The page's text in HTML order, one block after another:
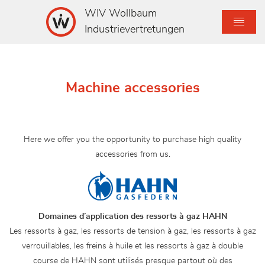
WIV Wollbaum
Industrievertretungen
Machine accessories
Here we offer you the opportunity to purchase high quality
accessories from us.
Domaines d’application des ressorts à gaz HAHN
Les ressorts à gaz, les ressorts de tension à gaz, les ressorts à gaz
verrouillables, les freins à huile et les ressorts à gaz à double
course de HAHN sont utilisés presque partout où des